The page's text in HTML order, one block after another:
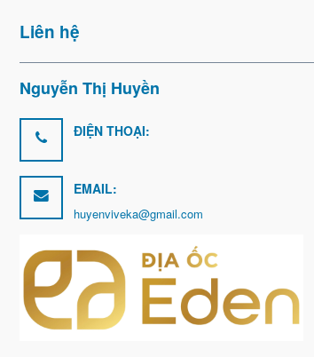
Liên hệ
Nguyễn Thị Huyền
ĐIỆN THOẠI:
EMAIL:
huyenviveka@gmail.com